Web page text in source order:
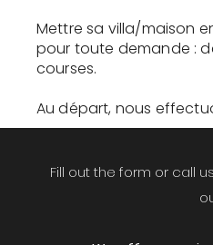
Mettre sa villa/maison
pour toute demande :
courses.
Au départ, nous
Fill out the form or call